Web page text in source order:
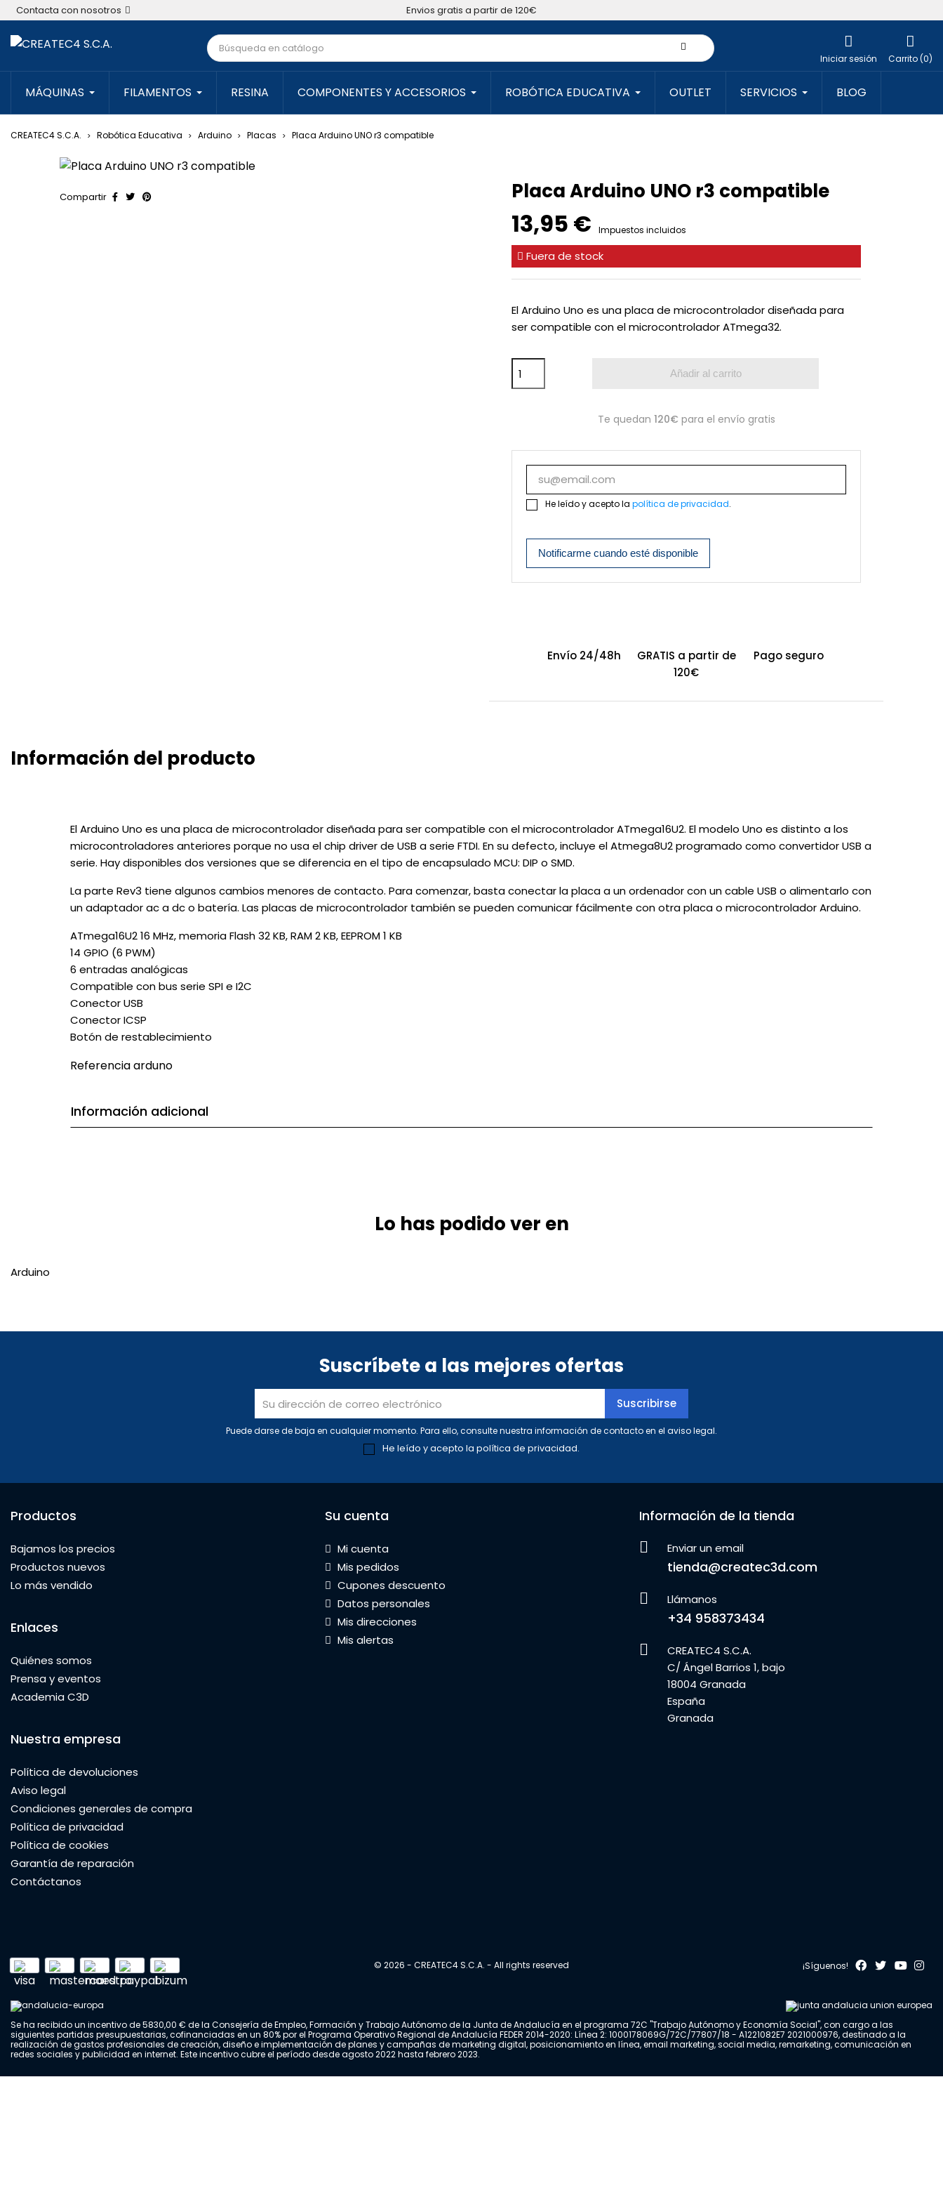
Contacta con nosotros Envios gratis a partir de 120€
Iniciar sesión Carrito (0)
MÁQUINAS FILAMENTOS RESINA COMPONENTES Y ACCESORIOS ROBÓTICA EDUCATIVA OUTLET SERVICIOS BLOG
CREATEC4 S.C.A. Robótica Educativa Arduino Placas Placa Arduino UNO r3 compatible
Compartir Placa Arduino UNO r3 compatible
13,95 € Impuestos incluidos
Fuera de stock
El Arduino Uno es una placa de microcontrolador diseñada para
ser compatible con el microcontrolador ATmega32.
Añadir al carrito
Te quedan 120€ para el envío gratis
He leído y acepto la política de privacidad.
Notificarme cuando esté disponible
Envío 24/48h
GRATIS a partir de
120€
Pago seguro
Información del producto
El Arduino Uno es una placa de microcontrolador diseñada para ser compatible con el microcontrolador ATmega16U2. El modelo Uno es distinto a los
microcontroladores anteriores porque no usa el chip driver de USB a serie FTDI. En su defecto, incluye el Atmega8U2 programado como convertidor USB a
serie. Hay disponibles dos versiones que se diferencia en el tipo de encapsulado MCU: DIP o SMD.
La parte Rev3 tiene algunos cambios menores de contacto. Para comenzar, basta conectar la placa a un ordenador con un cable USB o alimentarlo con
un adaptador ac a dc o batería. Las placas de microcontrolador también se pueden comunicar fácilmente con otra placa o microcontrolador Arduino.
ATmega16U2 16 MHz, memoria Flash 32 KB, RAM 2 KB, EEPROM 1 KB
14 GPIO (6 PWM)
6 entradas analógicas
Compatible con bus serie SPI e I2C
Conector USB
Conector ICSP
Botón de restablecimiento
Referenciaarduno
Información adicional
Lo has podido ver en
Arduino
Suscríbete a las mejores ofertas
Puede darse de baja en cualquier momento. Para ello, consulte nuestra información de contacto en el aviso legal.
He leído y acepto la política de privacidad.
Productos
Bajamos los precios
Productos nuevos
Lo más vendido
Enlaces
Quiénes somos
Prensa y eventos
Academia C3D
Nuestra empresa
Política de devoluciones
Aviso legal
Condiciones generales de compra
Política de privacidad
Política de cookies
Garantía de reparación
Contáctanos
Su cuenta
Mi cuenta
Mis pedidos
Cupones descuento
Datos personales
Mis direcciones
Mis alertas
Información de la tienda
Enviar un email
tienda@createc3d.com
Llámanos
+34 958373434
CREATEC4 S.C.A.
C/ Ángel Barrios 1, bajo
18004 Granada
España
Granada
© 2026 - CREATEC4 S.C.A. - All rights reserved ¡Síguenos!
Se ha recibido un incentivo de 5830,00 € de la Consejería de Empleo, Formación y Trabajo Autónomo de la Junta de Andalucía en el programa 72C "Trabajo Autónomo y Economía Social", con cargo a las
siguientes partidas presupuestarias, cofinanciadas en un 80% por el Programa Operativo Regional de Andalucía FEDER 2014-2020: Línea 2: 1000178069G/72C/77807/18 - A1221082E7 2021000976, destinado a la
realización de gastos profesionales de creación, diseño e implementación de planes y campañas de marketing digital, posicionamiento en línea, email marketing, social media, remarketing, comunicación en
redes sociales y publicidad en internet. Este incentivo cubre el período desde agosto 2022 hasta febrero 2023.